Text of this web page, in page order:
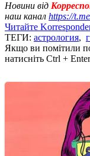
Новини від
наш канал https://
Читайте
ТЕГИ: астрология,
Якщо ви помітили
натисніть Ctrl +